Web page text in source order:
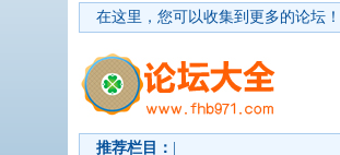
在这里，您可以收集到更多的论坛！
推荐栏目：